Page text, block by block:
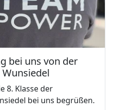
bei uns von der
8. Klasse der
bei uns begrüßen.